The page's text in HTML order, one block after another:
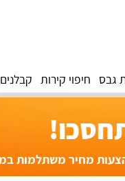
גבס חיפוי קירות קבלנים